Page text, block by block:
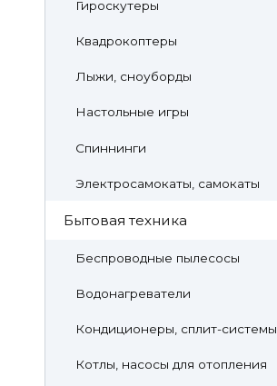
Гироскутеры
Квадрокоптеры
Лыжи, сноуборды
Настольные игры
Спиннинги
Электросамокаты, самокаты
Бытовая техника
Беспроводные пылесосы
Водонагреватели
Кондиционеры, сплит-системы
Котлы, насосы для отопления